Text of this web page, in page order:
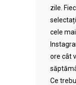
zile.
cele
ore cât
Ce